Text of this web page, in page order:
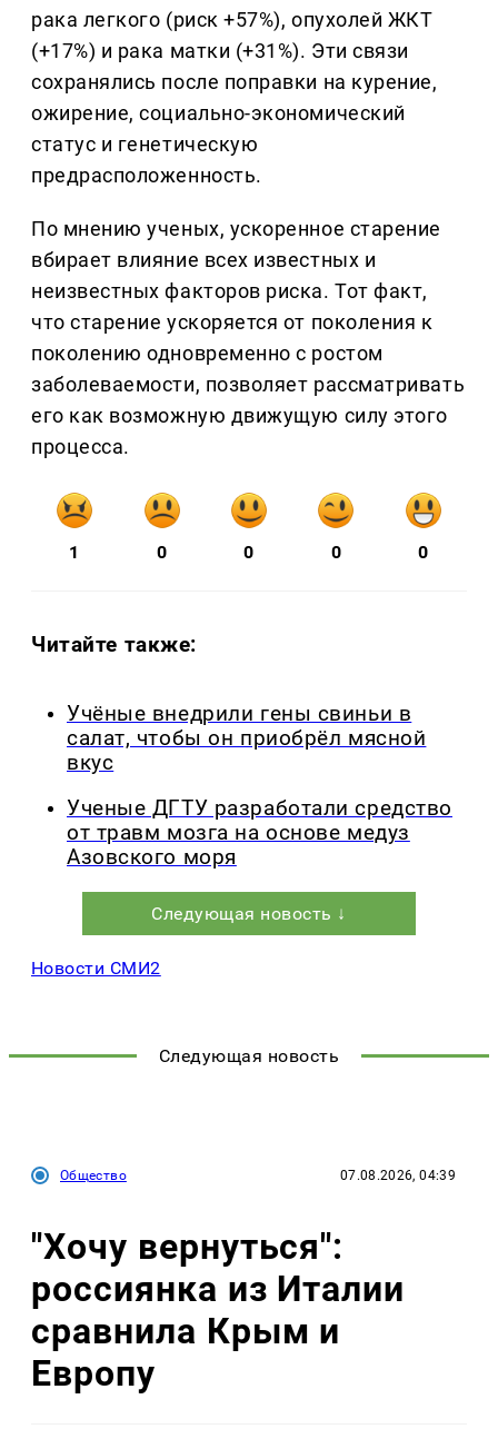
рака легкого (риск +57%), опухолей ЖКТ
(+17%) и рака матки (+31%). Эти связи
сохранялись после поправки на курение,
ожирение, социально-экономический
статус и генетическую
предрасположенность.
По мнению ученых, ускоренное старение
вбирает влияние всех известных и
неизвестных факторов риска. Тот факт,
что старение ускоряется от поколения к
поколению одновременно с ростом
заболеваемости, позволяет рассматривать
его как возможную движущую силу этого
процесса.
1 0 0 0 0
Читайте также:
Учёные внедрили гены свиньи в
салат, чтобы он приобрёл мясной
вкус
Ученые ДГТУ разработали средство
от травм мозга на основе медуз
Азовского моря
Следующая новость ↓
Новости СМИ2
Следующая новость
Общество 07.08.2026, 04:39
"Хочу вернуться":
россиянка из Италии
сравнила Крым и
Европу